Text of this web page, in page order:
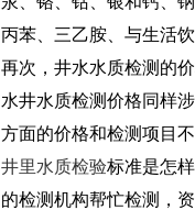
丙苯、三乙胺、与生活
再次，井水水质检测的
水井水质检测价格同样
方面的价格和检测项目
井里水质检验标准是怎
的检测机构帮忙检测，